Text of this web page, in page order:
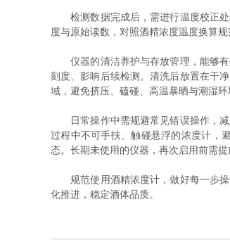
检测数据完成后，需进行温度校正处
度与原始读数，对照酒精浓度温度换算
仪器的清洁养护与存放管理，能够有
刻度、影响后续检测。清洗后放置在干
域，避免挤压、磕碰、高温暴晒与潮湿
日常操作中需规避常见错误操作，减
过程中不可手扶、触碰悬浮的浓度计，
态。长期未使用的仪器，再次启用前需
规范使用酒精浓度计，做好每一步操
化推进，稳定酒体品质。